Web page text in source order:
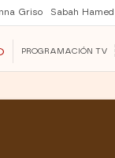
Griso Sabah Hamed
PROGRAMACIÓN TV